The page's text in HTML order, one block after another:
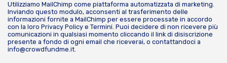
Utilizziamo MailChimp come piattaforma automatizzata di marketing.
Inviando questo modulo, acconsenti al trasferimento delle
informazioni fornite a MailChimp per essere processate in accordo
con la loro Privacy Policy e Termini. Puoi decidere di non ricevere più
comunicazioni in qualsiasi momento cliccando il link di disiscrizione
presente a fondo di ogni email che riceverai, o contattandoci a
info@crowdfundme.it.